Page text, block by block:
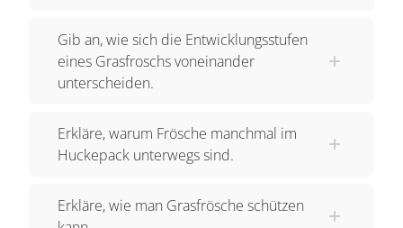
Gib an, wie sich die Entwicklungsstufen
eines Grasfroschs voneinander
unterscheiden.
Erkläre, warum Frösche manchmal im
Huckepack unterwegs sind.
Erkläre, wie man Grasfrösche schützen